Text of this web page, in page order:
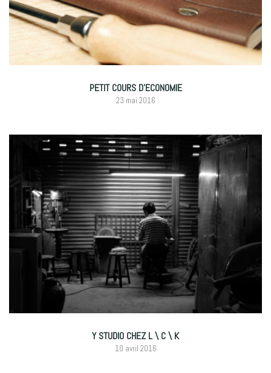
PETIT COURS D’ECONOMIE
23 mai 2016
Y STUDIO CHEZ L \ C \ K
10 avril 2016